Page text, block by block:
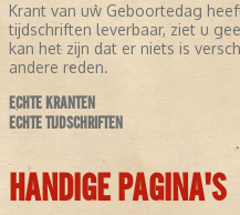
Krant van uw Geboortedag
tijdschriften leverbaar, ziet u
kan het zijn dat er niets is
andere reden.
ECHTE KRANTEN
ECHTE TIJDSCHRIFTEN
HANDIGE PAGINA'S